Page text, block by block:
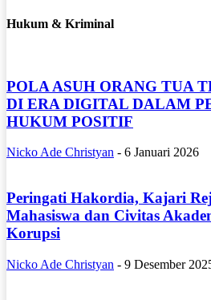
Hukum & Kriminal
POLA ASUH ORANG TUA
DI ERA DIGITAL DALAM
HUKUM POSITIF
Nicko Ade Christyan - 6 Januari 2026
Peringati Hakordia, Kajari
Mahasiswa dan Civitas
Korupsi
Nicko Ade Christyan - 9 Desember